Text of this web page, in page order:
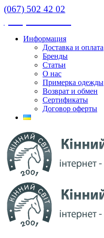
(067) 502 42 02
Информация
Доставка и оплата
Бренды
Статьи
О нас
Примерка одежды
Возврат и обмен
Сертификаты
Договор оферты